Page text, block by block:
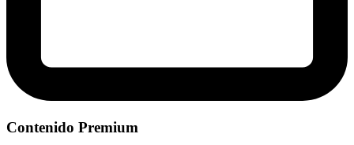
Contenido Premium